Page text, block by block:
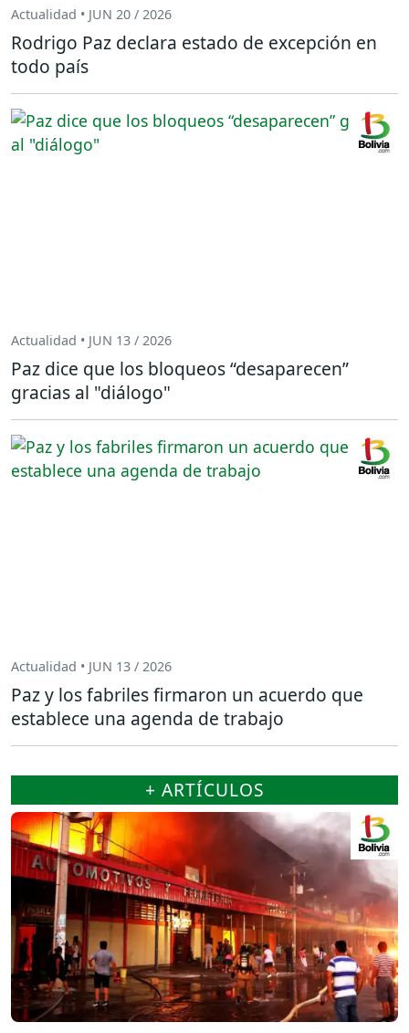
Actualidad • JUN 20 / 2026
Rodrigo Paz declara estado de excepción en
todo país
Actualidad • JUN 13 / 2026
Paz dice que los bloqueos “desaparecen”
gracias al "diálogo"
Actualidad • JUN 13 / 2026
Paz y los fabriles firmaron un acuerdo que
establece una agenda de trabajo
+ ARTÍCULOS